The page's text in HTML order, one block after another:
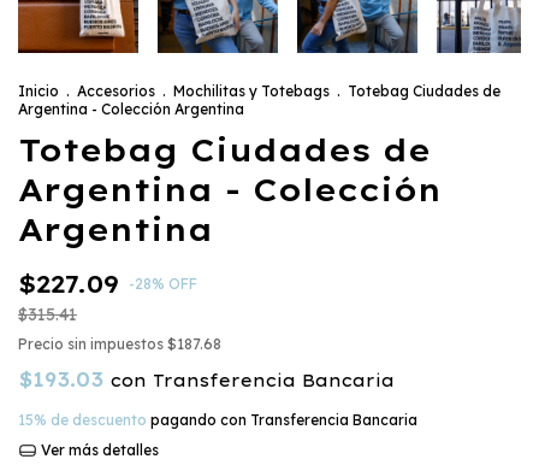
Inicio . Accesorios . Mochilitas y Totebags . Totebag Ciudades de
Argentina - Colección Argentina
Totebag Ciudades de
Argentina - Colección
Argentina
$227.09 -28% OFF
$315.41
Precio sin impuestos $187.68
$193.03 con Transferencia Bancaria
15% de descuento pagando con Transferencia Bancaria
Ver más detalles